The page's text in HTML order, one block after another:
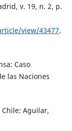
v. 19, n. 2, p.
view/43477.
Caso
las Naciones
Chile: Aguilar,